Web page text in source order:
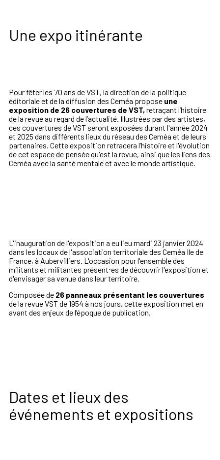
Une expo itinérante
Pour fêter les 70 ans de VST, la direction de la politique
éditoriale et de la diffusion des Ceméa propose une
exposition de 26 couvertures de VST, retraçant l’histoire
de la revue au regard de l’actualité. Illustrées par des artistes,
ces couvertures de VST seront exposées durant l'année 2024
et 2025 dans différents lieux du réseau des Ceméa et de leurs
partenaires. Cette exposition retracera l’histoire et l'évolution
de cet espace de pensée qu'est la revue, ainsi que les liens des
Ceméa avec la santé mentale et avec le monde artistique.
L'inauguration de l'exposition a eu lieu mardi 23 janvier 2024
dans les locaux de l'association territoriale des Ceméa Ile de
France, à Aubervilliers. L'occasion pour l'ensemble des
militants et militantes présent⋅es de découvrir l'exposition et
d'envisager sa venue dans leur territoire.
Composée de 26 panneaux présentant les couvertures
de la revue VST de 1954 à nos jours, cette exposition met en
avant des enjeux de l’époque de publication.
Dates et lieux des
événements et expositions